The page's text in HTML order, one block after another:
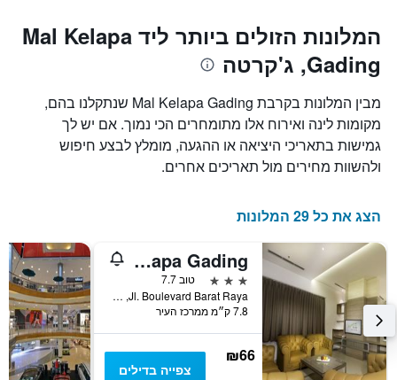
המלונות הזולים ביותר ליד Mal Kelapa
Gading, ג'קרטה
מבין המלונות בקרבת Mal Kelapa Gading שנתקלנו בהם,
מקומות לינה ואירוח אלו מתומחרים הכי נמוך. אם יש לך
גמישות בתאריכי היציאה או ההגעה, מומלץ לבצע חיפוש
ולהשוות מחירים מול תאריכים אחרים.
הצג את כל 29 המלונות
Whiz Prime Hotel Kelapa Gading
3 כוכבים
טוב 7.7
Jl. Boulevard Barat Raya, ג'קרטה, אינדונזיה
7.8 ק״מ ממרכז העיר
₪66
צפייה בדילים